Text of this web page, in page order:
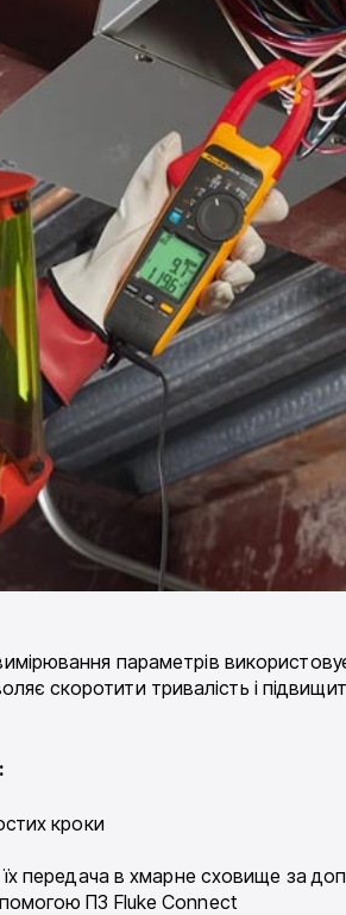
параметрів
скоротити тривалість і
кроки
їх передача в хмарне сховище за
ПЗ Fluke Connect